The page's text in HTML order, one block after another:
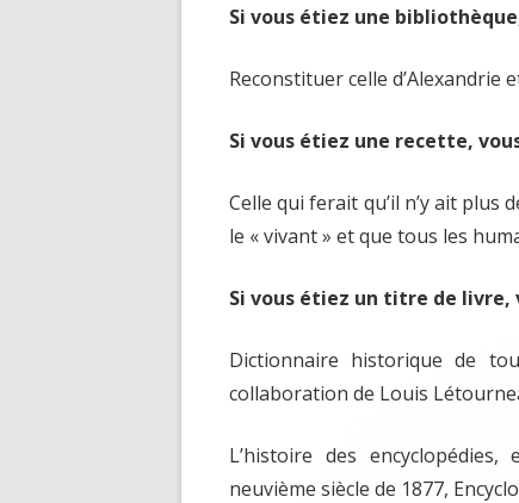
Si vous étiez une
Reconstituer celle d’Alexandrie
Si vous étiez une recette,
Celle qui ferait qu’il n’y ait plus
le « vivant » et que tous les
Si vous étiez un titre de livre,
Dictionnaire historique de
collaboration de Louis
L’histoire des
neuvième siècle de 1877,